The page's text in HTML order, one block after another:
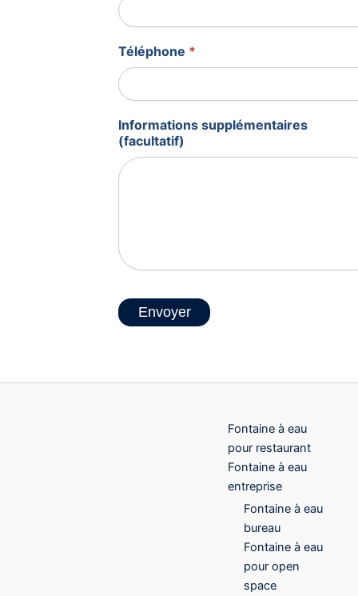
Téléphone *
Informations supplémentaires
(facultatif)
Envoyer
Fontaine à eau
pour restaurant
Fontaine à eau
entreprise
Fontaine à eau
bureau
Fontaine à eau
pour open
space